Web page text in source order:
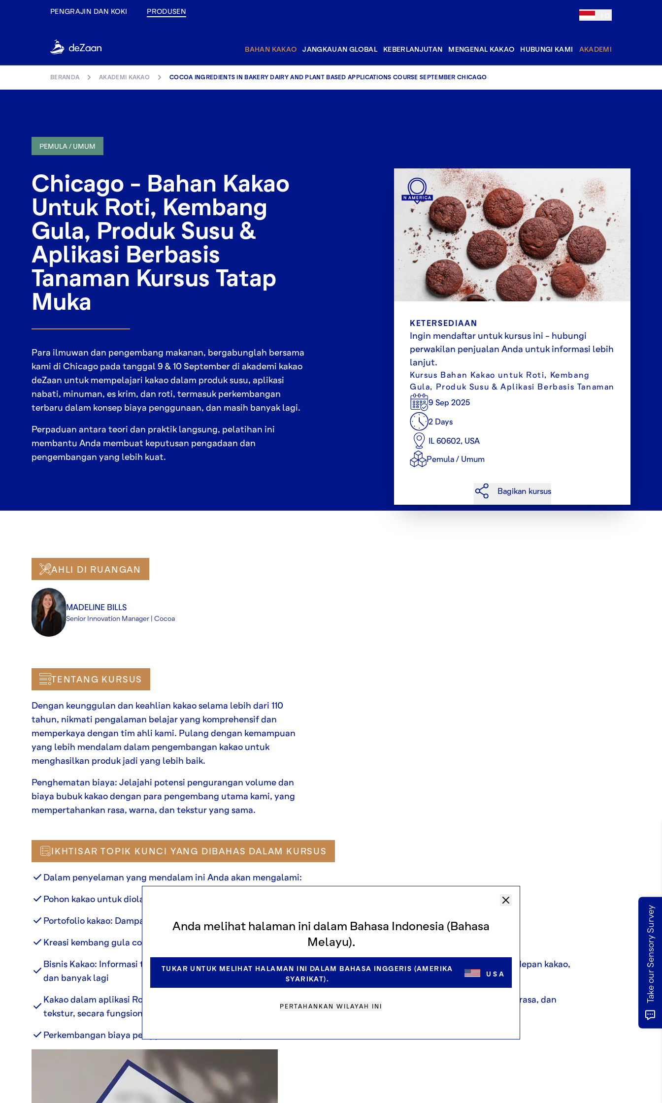
Anda melihat halaman ini dalam Bahasa Indonesia (Bahasa
Melayu).
TUKAR UNTUK MELIHAT HALAMAN INI DALAM BAHASA INGGERIS (AMERIKA
SYARIKAT).
USA
PERTAHANKAN WILAYAH INI
PENGRAJIN DAN KOKI PRODUSEN
BAHAN KAKAO JANGKAUAN GLOBAL KEBERLANJUTAN MENGENAL KAKAO HUBUNGI KAMI AKADEMI
BERANDA AKADEMI KAKAO COCOA INGREDIENTS IN BAKERY DAIRY AND PLANT BASED APPLICATIONS COURSE SEPTEMBER CHICAGO
PEMULA / UMUM
Chicago - Bahan Kakao
Untuk Roti, Kembang
Gula, Produk Susu &
Aplikasi Berbasis
Tanaman Kursus Tatap
Muka
Para ilmuwan dan pengembang makanan, bergabunglah bersama
kami di Chicago pada tanggal 9 & 10 September di akademi kakao
deZaan untuk mempelajari kakao dalam produk susu, aplikasi
nabati, minuman, es krim, dan roti, termasuk perkembangan
terbaru dalam konsep biaya penggunaan, dan masih banyak lagi.
Perpaduan antara teori dan praktik langsung, pelatihan ini
membantu Anda membuat keputusan pengadaan dan
pengembangan yang lebih kuat.
KETERSEDIAAN
Ingin mendaftar untuk kursus ini - hubungi
perwakilan penjualan Anda untuk informasi lebih
lanjut.
Kursus Bahan Kakao untuk Roti, Kembang
Gula, Produk Susu & Aplikasi Berbasis Tanaman
9 Sep 2025
2 Days
IL 60602, USA
Pemula / Umum
Bagikan kursus
AHLI DI RUANGAN
MADELINE BILLS
Senior Innovation Manager | Cocoa
TENTANG KURSUS
Dengan keunggulan dan keahlian kakao selama lebih dari 110
tahun, nikmati pengalaman belajar yang komprehensif dan
memperkaya dengan tim ahli kami. Pulang dengan kemampuan
yang lebih mendalam dalam pengembangan kakao untuk
menghasilkan produk jadi yang lebih baik.
Penghematan biaya: Jelajahi potensi pengurangan volume dan
biaya bubuk kakao dengan para pengembang utama kami, yang
mempertahankan rasa, warna, dan tekstur yang sama.
IKHTISAR TOPIK KUNCI YANG DIBAHAS DALAM KURSUS
Dalam penyelaman yang mendalam ini Anda akan mengalami:
Pohon kakao untuk diolah (asal-usul kakao, pengolahan dan portofolio)
Portofolio kakao: Dampak pengembangan, mencicipi minuman keras dan mentega, serta sesi sensorik
Kreasi kembang gula cokelat dan pelapisan senyawa
Bisnis Kakao: Informasi terkini mengenai tanaman kakao, perdagangan dan harga kakao, wawasan mengenai masa depan kakao,
dan banyak lagi
Kakao dalam aplikasi Roti, Produk Susu & Minuman Nabati & Es Krim & Kembang Gula: Eksplorasi langsung, warna, rasa, dan
tekstur, secara fungsional, dan banyak lagi
Perkembangan biaya penggunaan dalam Bakery
Take our Sensory Survey